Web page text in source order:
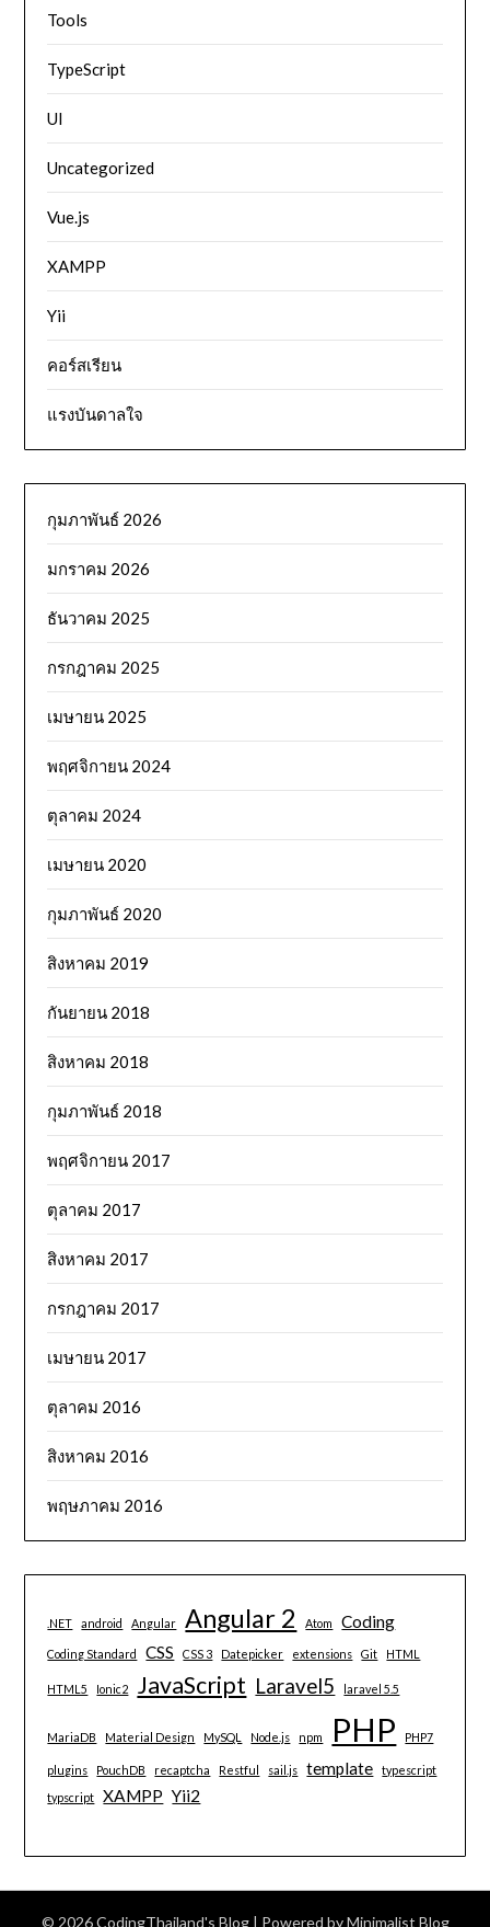
Tools
TypeScript
UI
Uncategorized
Vue.js
XAMPP
Yii
คอร์สเรียน
แรงบันดาลใจ
กุมภาพันธ์ 2026
มกราคม 2026
ธันวาคม 2025
กรกฎาคม 2025
เมษายน 2025
พฤศจิกายน 2024
ตุลาคม 2024
เมษายน 2020
กุมภาพันธ์ 2020
สิงหาคม 2019
กันยายน 2018
สิงหาคม 2018
กุมภาพันธ์ 2018
พฤศจิกายน 2017
ตุลาคม 2017
สิงหาคม 2017
กรกฎาคม 2017
เมษายน 2017
ตุลาคม 2016
สิงหาคม 2016
พฤษภาคม 2016
.NET android Angular Angular 2 Atom Coding
Coding Standard CSS CSS 3 Datepicker extensions Git HTML
HTML5 Ionic2 JavaScript Laravel5 laravel 5.5
MariaDB Material Design MySQL Node.js npm PHP PHP7
plugins PouchDB recaptcha Restful sail.js template
typescript
typscript
XAMPP Yii2
© 2026 CodingThailand's Blog | Powered byMinimalist Blog